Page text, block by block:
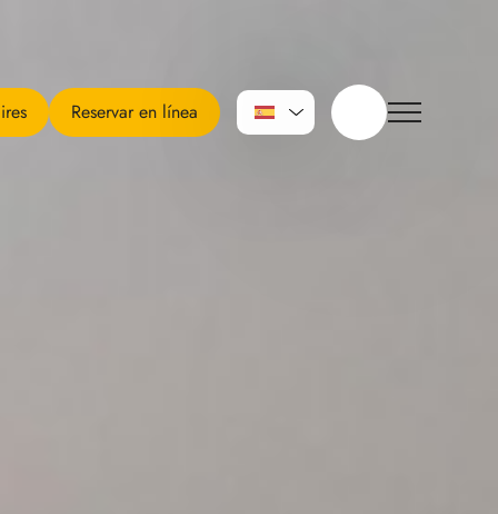
Reservar en línea